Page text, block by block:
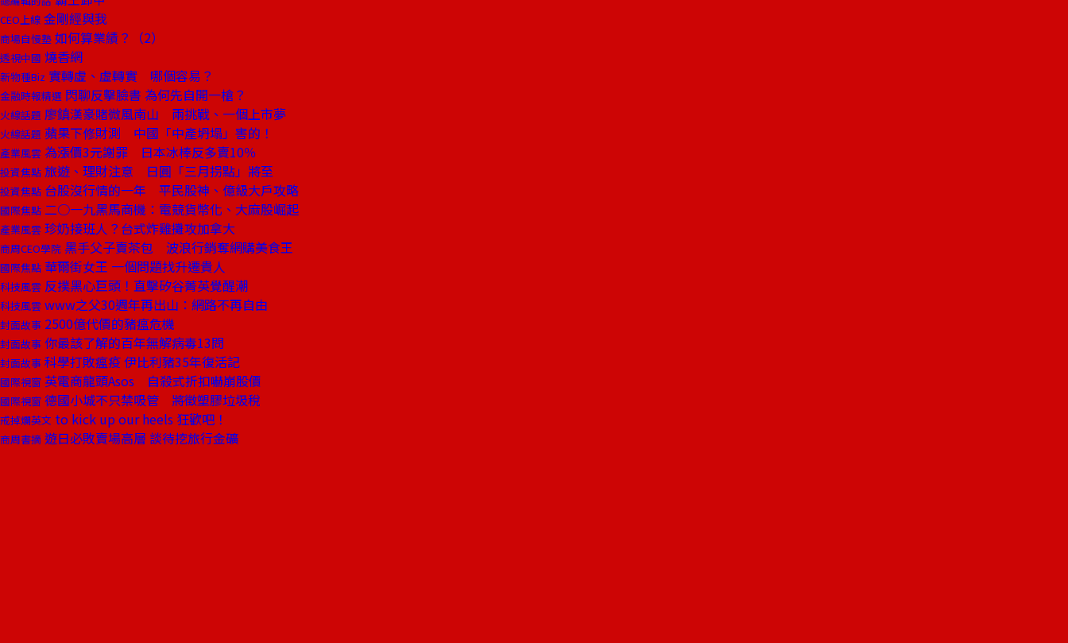
CEO上線 金剛經與我
商場自慢塾 如何算業績？（2）
透視中國 燒香網
新物種Biz 實轉虛、虛轉實 哪個容易？
金融時報精選 閃聊反擊臉書 為何先自開一槍？
火線話題 廖鎮漢豪賭微風南山 兩挑戰、一個上市夢
火線話題 蘋果下修財測 中國「中產坍塌」害的！
產業風雲 為漲價3元謝罪 日本冰棒反多賣10％
投資焦點 旅遊、理財注意 日圓「三月拐點」將至
投資焦點 台股沒行情的一年 平民股神、億級大戶攻略
國際焦點 二○一九黑馬商機：電競貨幣化、大麻股崛起
產業風雲 珍奶接班人？台式炸雞攤攻加拿大
商周CEO學院 黑手父子賣茶包 波浪行銷奪網購美食王
國際焦點 華爾街女王 一個問題找升遷貴人
科技風雲 反撲黑心巨頭！直擊矽谷菁英覺醒潮
科技風雲 www之父30週年再出山：網路不再自由
封面故事 2500億代價的豬瘟危機
封面故事 你最該了解的百年無解病毒13問
封面故事 科學打敗瘟疫 伊比利豬35年復活記
國際視窗 英電商龍頭Asos 自殺式折扣嚇崩股價
國際視窗 德國小城不只禁吸管 將徵塑膠垃圾稅
戒掉爛英文 to kick up our heels 狂歡吧！
商周書摘 遊日必敗賣場高層 談待挖旅行金礦